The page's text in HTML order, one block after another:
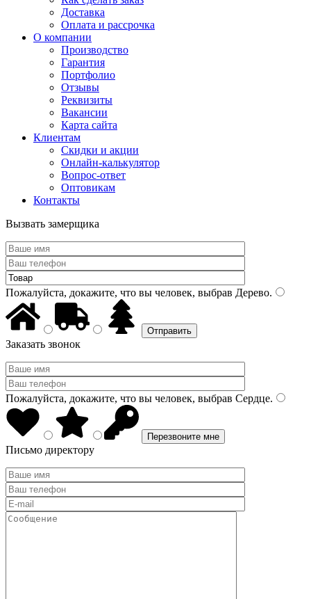
Доставка
Оплата и рассрочка
О компании
Производство
Гарантия
Портфолио
Отзывы
Реквизиты
Вакансии
Карта сайта
Клиентам
Скидки и акции
Онлайн-калькулятор
Вопрос-ответ
Оптовикам
Контакты
Вызвать замерщика
Пожалуйста, докажите, что вы человек, выбрав Дерево.
Заказать звонок
Пожалуйста, докажите, что вы человек, выбрав Сердце.
Письмо директору